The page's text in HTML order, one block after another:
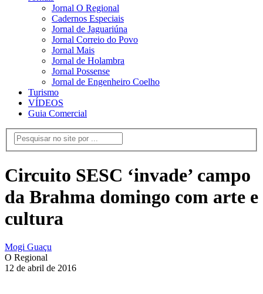
Jornal O Regional
Cadernos Especiais
Jornal de Jaguariúna
Jornal Correio do Povo
Jornal Mais
Jornal de Holambra
Jornal Possense
Jornal de Engenheiro Coelho
Turismo
VÍDEOS
Guia Comercial
Circuito SESC ‘invade’ campo
da Brahma domingo com arte e
cultura
Mogi Guaçu
O Regional
12 de abril de 2016